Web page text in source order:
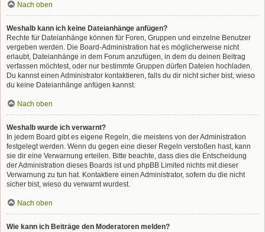
Nach oben
Weshalb kann ich keine Dateianhänge anfügen?
Rechte für Dateianhänge können für Foren, Gruppen und einzelne Benutzer
vergeben werden. Die Board-Administration hat es möglicherweise nicht
erlaubt, Dateianhänge in dem Forum anzufügen, in dem du deinen Beitrag
verfassen möchtest, oder nur bestimmte Gruppen dürfen Dateien hochladen.
Du kannst einen Administrator kontaktieren, falls du dir nicht sicher bist, wieso
du keine Dateianhänge anfügen kannst.
Nach oben
Weshalb wurde ich verwarnt?
In jedem Board gibt es eigene Regeln, die meistens von der Administration
festgelegt werden. Wenn du gegen eine dieser Regeln verstoßen hast, kann
sie dir eine Verwarnung erteilen. Bitte beachte, dass dies die Entscheidung
der Administration dieses Boards ist und phpBB Limited nichts mit dieser
Verwarnung zu tun hat. Kontaktiere einen Administrator, sofern du die nicht
sicher bist, wieso du verwarnt wurdest.
Nach oben
Wie kann ich Beiträge den Moderatoren melden?